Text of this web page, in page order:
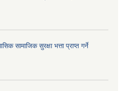
सामाजिक सुरक्षा भत्ता प्राप्त गर्ने